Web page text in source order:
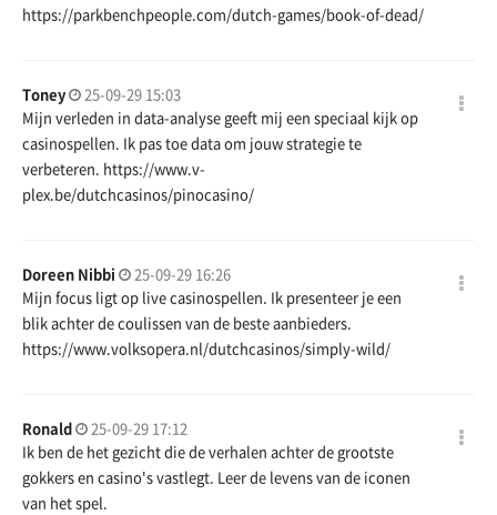
https://parkbenchpeople.com/dutch-games/book-of-dead/
Toney
25-09-29 15:03
Mijn verleden in data-analyse geeft mij een speciaal kijk op
casinospellen. Ik pas toe data om jouw strategie te
verbeteren. https://www.v-
plex.be/dutchcasinos/pinocasino/
Doreen Nibbi
25-09-29 16:26
Mijn focus ligt op live casinospellen. Ik presenteer je een
blik achter de coulissen van de beste aanbieders.
https://www.volksopera.nl/dutchcasinos/simply-wild/
Ronald
25-09-29 17:12
Ik ben de het gezicht die de verhalen achter de grootste
gokkers en casino's vastlegt. Leer de levens van de iconen
van het spel.